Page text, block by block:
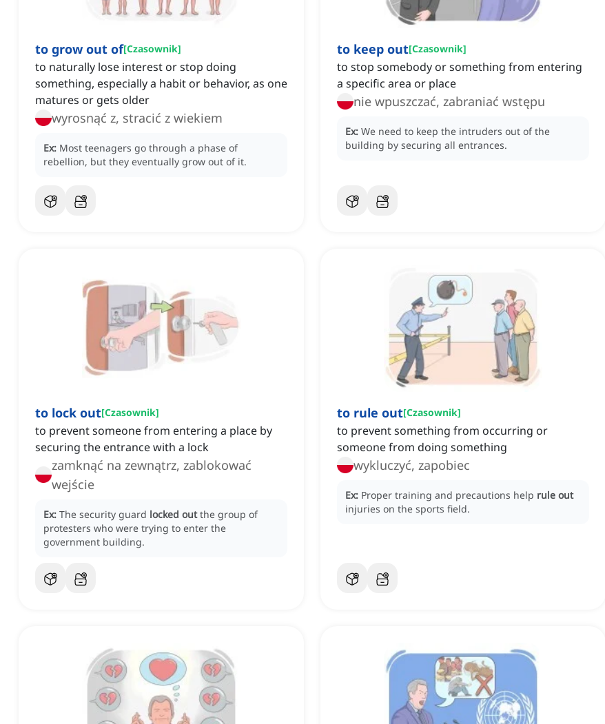
to grow out of[Czasownik]
to naturally lose interest or stop doing
something, especially a habit or behavior, as one
matures or gets older
wyrosnąć z, stracić z wiekiem
Ex: Most teenagers go through a phase of
rebellion, but they eventually grow out of it.
to keep out[Czasownik]
to stop somebody or something from entering
a specific area or place
nie wpuszczać, zabraniać wstępu
Ex: We need to keep the intruders out of the
building by securing all entrances.
to lock out[Czasownik]
to prevent someone from entering a place by
securing the entrance with a lock
zamknąć na zewnątrz, zablokować
wejście
Ex: The security guard locked out the group of
protesters who were trying to enter the
government building.
to rule out[Czasownik]
to prevent something from occurring or
someone from doing something
wykluczyć, zapobiec
Ex: Proper training and precautions help rule out
injuries on the sports field.